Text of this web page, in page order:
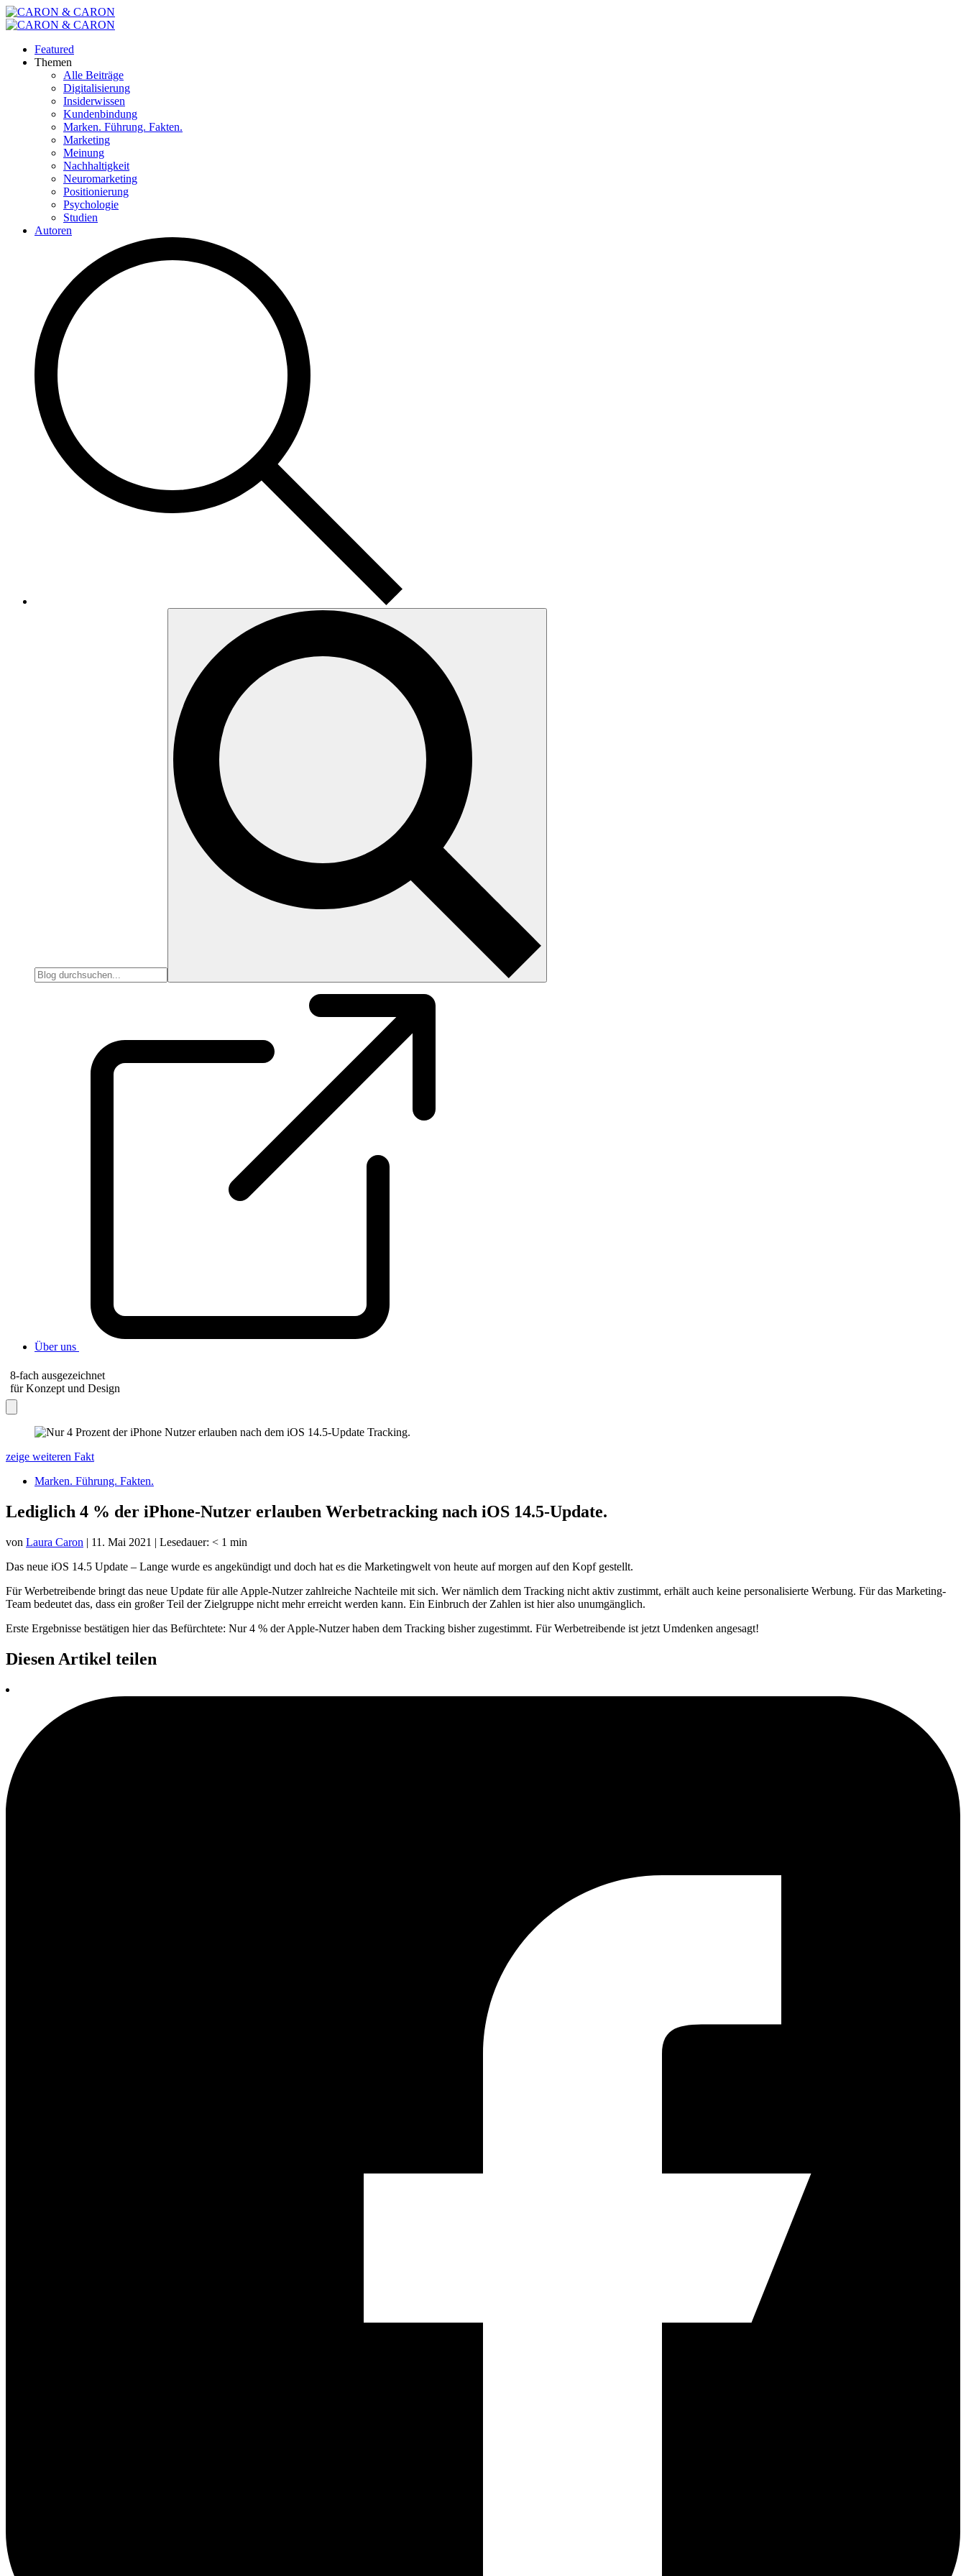
Featured
Themen
Alle Beiträge
Digitalisierung
Insiderwissen
Kundenbindung
Marken. Führung. Fakten.
Marketing
Meinung
Nachhaltigkeit
Neuromarketing
Positionierung
Psychologie
Studien
Autoren
Über uns
8-fach ausgezeichnet
für Konzept und Design
zeige weiteren Fakt
Marken. Führung. Fakten.
Lediglich 4 % der iPhone-Nutzer erlauben Werbetracking nach iOS 14.5-Update.
von Laura Caron | 11. Mai 2021 | Lesedauer: < 1 min
Das neue iOS 14.5 Update – Lange wurde es angekündigt und doch hat es die Marketingwelt von heute auf morgen auf den Kopf gestellt.
Für Werbetreibende bringt das neue Update für alle Apple-Nutzer zahlreiche Nachteile mit sich. Wer nämlich dem Tracking nicht aktiv zustimmt, erhält auch keine personalisierte Werbung. Für das Marketing-
Team bedeutet das, dass ein großer Teil der Zielgruppe nicht mehr erreicht werden kann. Ein Einbruch der Zahlen ist hier also unumgänglich.
Erste Ergebnisse bestätigen hier das Befürchtete: Nur 4 % der Apple-Nutzer haben dem Tracking bisher zugestimmt. Für Werbetreibende ist jetzt Umdenken angesagt!
Diesen Artikel teilen